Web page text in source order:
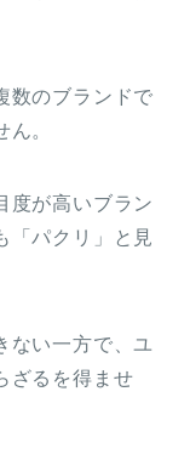
数のブランドで
。
度が高いブラン
「パクリ」と見
ない一方で、ユ
ざるを得ませ